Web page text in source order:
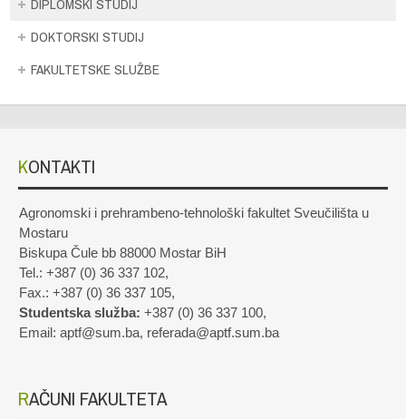
DIPLOMSKI STUDIJ
DOKTORSKI STUDIJ
FAKULTETSKE SLUŽBE
KONTAKTI
Agronomski i prehrambeno-tehnološki fakultet Sveučilišta u
Mostaru
Biskupa Čule bb 88000 Mostar BiH
Tel.: +387 (0) 36 337 102,
Fax.: +387 (0) 36 337 105,
Studentska služba: +387 (0) 36 337 100,
Email: aptf@sum.ba, referada@aptf.sum.ba
RAČUNI FAKULTETA